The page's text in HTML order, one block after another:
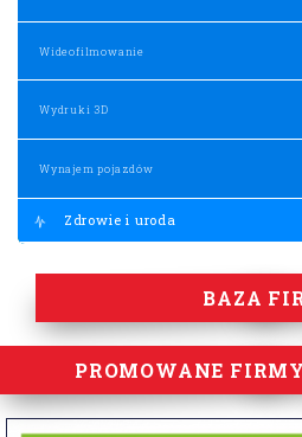
Wideofilmowanie
Wydruki 3D
Wynajem pojazdów
Zdrowie i uroda
BAZA
PROMOWANE